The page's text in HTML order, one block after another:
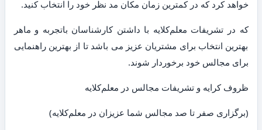
خواهد کرد که در کمترین زمان مکان مد نظر خود را انتخاب کنید.
که در تشریفات معلم‌کلایه با داشتن کارشناسان باتجربه و ماهر
بهترین انتخاب برای مشتریان عزیز می باشد تا از بهترین راهنمایی
برای مجالس خود برخوردار شوند.
ظروف کرایه و تشریفات مجالس در معلم‌کلایه
(برگزاری صفر تا صد مجالس شما عزیزان در معلم‌کلایه)